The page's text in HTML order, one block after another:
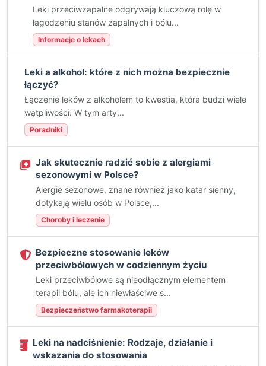
Leki przeciwzapalne odgrywają kluczową rolę w
łagodzeniu stanów zapalnych i bólu...
Informacje o lekach
Leki a alkohol: które z nich można bezpiecznie
łączyć?
Łączenie leków z alkoholem to kwestia, która budzi wiele
wątpliwości. W tym arty...
Poradniki
Jak skutecznie radzić sobie z alergiami
sezonowymi w Polsce?
Alergie sezonowe, znane również jako katar sienny,
dotykają wielu osób w Polsce,...
Choroby i leczenie
Bezpieczne stosowanie leków
przeciwbólowych w codziennym życiu
Leki przeciwbólowe są nieodłącznym elementem
terapii bólu, ale ich niewłaściwe s...
Bezpieczeństwo farmakoterapii
Leki na nadciśnienie: Rodzaje, działanie i
wskazania do stosowania